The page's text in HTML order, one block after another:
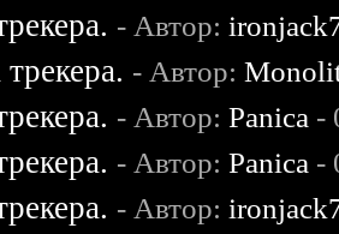
- Автор:
- Автор:
- Автор:Panica -
- Автор:Panica -
- Автор: